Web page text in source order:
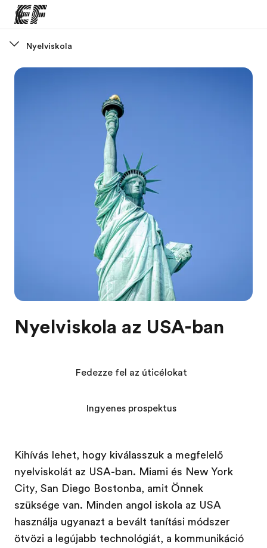
Üdvözlünk az EF-nél
Az összes EF program megtekintése
Nyelviskola
Nyelviskola az USA-ban
Kihívás lehet, hogy kiválasszuk a megfelelő
nyelviskolát az USA-ban. Miami és New York
City, San Diego Bostonba, amit Önnek
szüksége van. Minden angol iskola az USA
használja ugyanazt a bevált tanítási módszer
ötvözi a legújabb technológiát, a kommunikáció
Fedezze fel az úticélokat
Ingyenes prospektus